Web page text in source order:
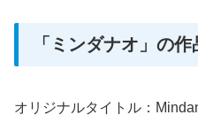
「ミンダナオ」の作
オリジナルタイトル：